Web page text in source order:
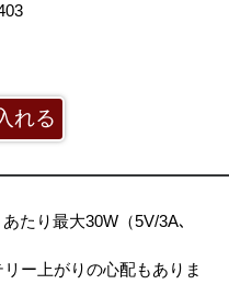
たり最大30W（5V/3A､
ー上がりの心配もありま